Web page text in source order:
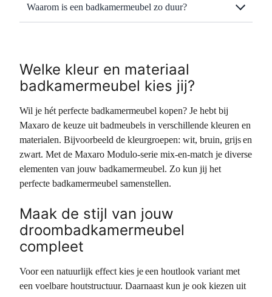
Waarom is een badkamermeubel zo duur?
Welke kleur en materiaal
badkamermeubel kies jij?
Wil je hét perfecte badkamermeubel kopen? Je hebt bij
Maxaro de keuze uit badmeubels in verschillende kleuren en
materialen. Bijvoorbeeld de kleurgroepen: wit, bruin, grijs en
zwart. Met de Maxaro Modulo-serie mix-en-match je diverse
elementen van jouw badkamermeubel. Zo kun jij het
perfecte badkamermeubel samenstellen.
Maak de stijl van jouw
droombadkamermeubel
compleet
Voor een natuurlijk effect kies je een houtlook variant met
een voelbare houtstructuur. Daarnaast kun je ook kiezen uit